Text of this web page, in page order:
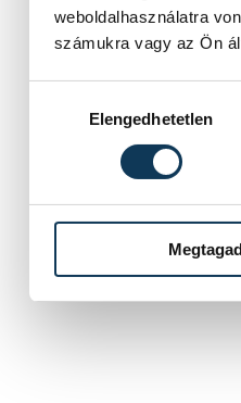
weboldalhasználatra
számukra vagy az Ön
Elengedhetetlen